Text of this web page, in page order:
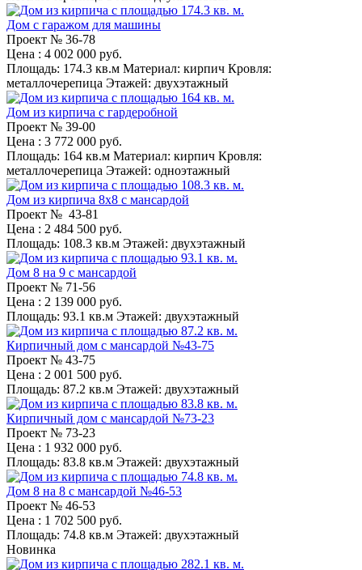
Дом с гаражом для машины
Проект № 36-78
Цена : 4 002 000 руб.
Площадь: 174.3 кв.м Материал: кирпич Кровля:
металлочерепица Этажей: двухэтажный
Дом из кирпича с гардеробной
Проект № 39-00
Цена : 3 772 000 руб.
Площадь: 164 кв.м Материал: кирпич Кровля:
металлочерепица Этажей: одноэтажный
Дом из кирпича 8x8 с мансардой
Проект № 43-81
Цена : 2 484 500 руб.
Площадь: 108.3 кв.м Этажей: двухэтажный
Дом 8 на 9 с мансардой
Проект № 71-56
Цена : 2 139 000 руб.
Площадь: 93.1 кв.м Этажей: двухэтажный
Кирпичный дом с мансардой №43-75
Проект № 43-75
Цена : 2 001 500 руб.
Площадь: 87.2 кв.м Этажей: двухэтажный
Кирпичный дом с мансардой №73-23
Проект № 73-23
Цена : 1 932 000 руб.
Площадь: 83.8 кв.м Этажей: двухэтажный
Дом 8 на 8 с мансардой №46-53
Проект № 46-53
Цена : 1 702 500 руб.
Площадь: 74.8 кв.м Этажей: двухэтажный
Новинка